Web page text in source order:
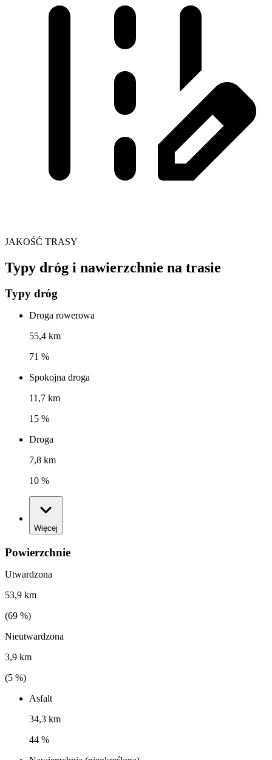
JAKOŚĆ TRASY
Typy dróg i nawierzchnie na trasie
Typy dróg
Droga rowerowa
55,4 km
71 %
Spokojna droga
11,7 km
15 %
Droga
7,8 km
10 %
Więcej
Powierzchnie
Utwardzona
53,9 km
(69 %)
Nieutwardzona
3,9 km
(5 %)
Asfalt
34,3 km
44 %